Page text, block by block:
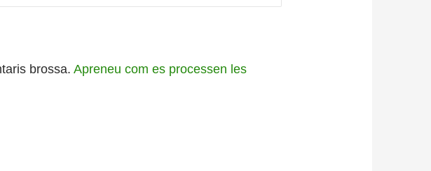
brossa. Apreneu com es processen les